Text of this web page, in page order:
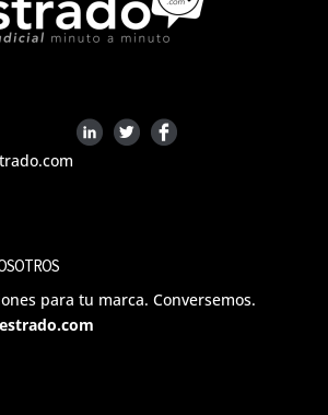
para tu marca. Conversemos.